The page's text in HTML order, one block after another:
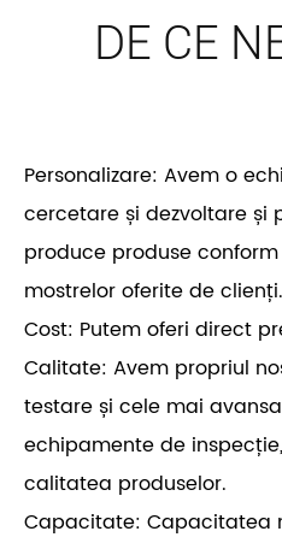
DE CE
Personalizare: Avem o
cercetare și dezvoltare și
produce produse
mostrelor oferite de clienți.
Cost: Putem oferi direct
Calitate: Avem propriul
testare și cele mai
echipamente de
calitatea produselor.
Capacitate: Capacitatea